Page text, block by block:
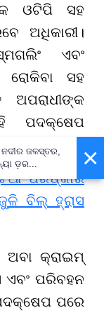
ଓଟିପି ସହ
ଅଧିକାରୀ।
ଏବଂ
ସହ
ପଦକ୍ଷେପ
ପରିଷ୍କାର
ବିଲ୍ ହ୍ରାସ
କ୍ରାଇମ୍
ପରିବହନ
ପରେ
×
ନଦୀର ଜଳସ୍ତର,
ଡ଼ର...